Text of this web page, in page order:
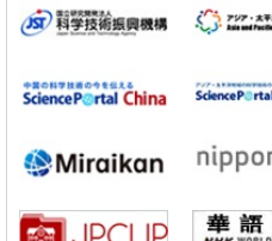
用能力與生產力
科學研究
該基因的必要性因菌株而異
經濟・社會
科學研究
【JST事業成果】開發低成本與低
政策